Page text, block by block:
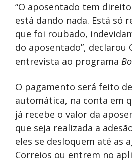
“O aposentado tem
está dando nada. Está só
que foi roubado,
do aposentado”, declarou
entrevista ao programa
O pagamento será feito
automática, na conta em
já recebe o valor da
que seja realizada a
eles se desloquem até as
Correios ou entrem no